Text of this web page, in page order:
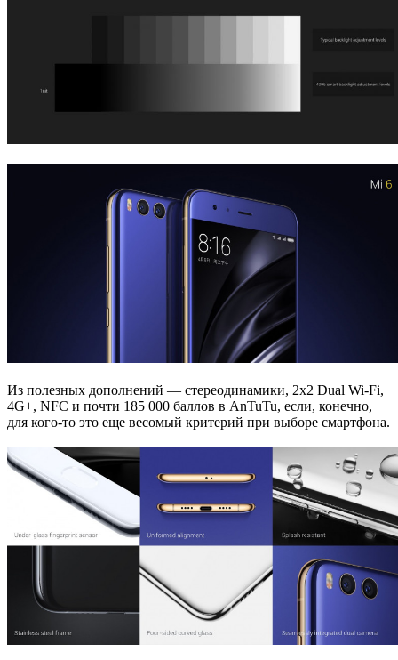
Из полезных дополнений — стереодинамики, 2х2 Dual Wi-Fi,
4G+, NFC и почти 185 000 баллов в AnTuTu, если, конечно,
для кого-то это еще весомый критерий при выборе смартфона.